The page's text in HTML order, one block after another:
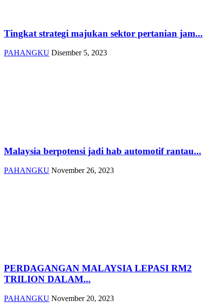
Tingkat strategi majukan sektor pertanian jam...
PAHANGKU Disember 5, 2023
Malaysia berpotensi jadi hab automotif rantau...
PAHANGKU November 26, 2023
PERDAGANGAN MALAYSIA LEPASI RM2
TRILION DALAM...
PAHANGKU November 20, 2023